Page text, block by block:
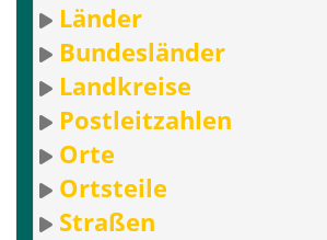
Länder
Bundesländer
Landkreise
Postleitzahlen
Orte
Ortsteile
Straßen